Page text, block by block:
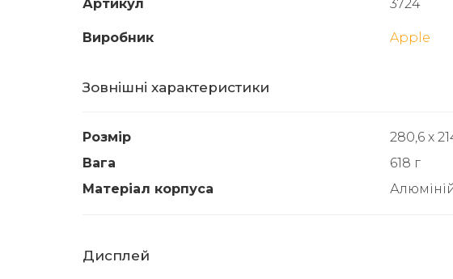
Артикул 3724
Виробник Apple
Зовнішні характеристики
Розмір
280,6 x
Вага
618 г
Матеріал корпуса
Дисплей